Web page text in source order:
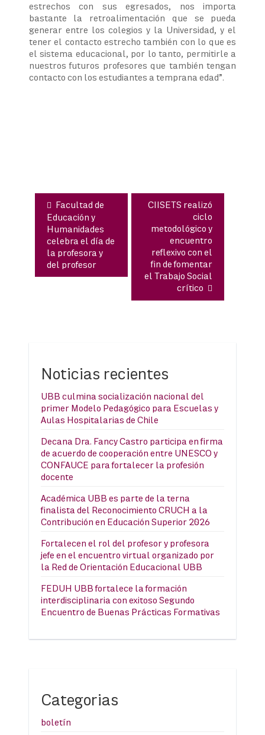
estrechos con sus egresados, nos importa
bastante la retroalimentación que se pueda
generar entre los colegios y la Universidad, y el
tener el contacto estrecho también con lo que es
el sistema educacional, por lo tanto, permitirle a
nuestros futuros profesores que también tengan
contacto con los estudiantes a temprana edad”.
Facultad de
Educación y
Humanidades
celebra el día de
la profesora y
del profesor
CIISETS realizó
ciclo
metodológico y
encuentro
reflexivo con el
fin de fomentar
el Trabajo Social
crítico
Noticias recientes
UBB culmina socialización nacional del
primer Modelo Pedagógico para Escuelas y
Aulas Hospitalarias de Chile
Decana Dra. Fancy Castro participa en firma
de acuerdo de cooperación entre UNESCO y
CONFAUCE para fortalecer la profesión
docente
Académica UBB es parte de la terna
finalista del Reconocimiento CRUCH a la
Contribución en Educación Superior 2026
Fortalecen el rol del profesor y profesora
jefe en el encuentro virtual organizado por
la Red de Orientación Educacional UBB
FEDUH UBB fortalece la formación
interdisciplinaria con exitoso Segundo
Encuentro de Buenas Prácticas Formativas
Categorias
boletín